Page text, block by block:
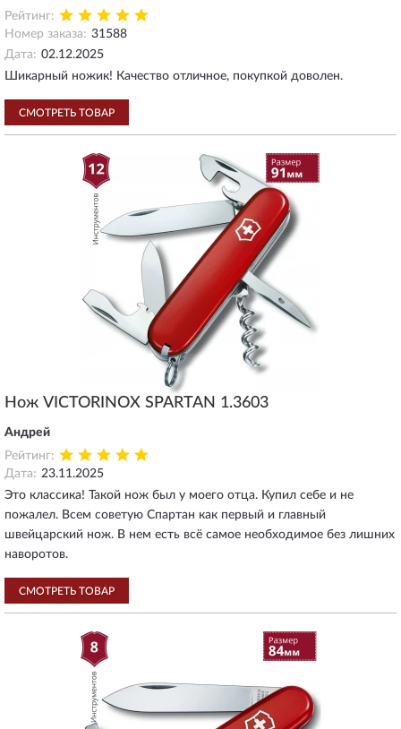
Рейтинг:
Номер заказа: 31588
Дата: 02.12.2025
Шикарный ножик! Качество отличное, покупкой доволен.
СМОТРЕТЬ ТОВАР
Нож VICTORINOX SPARTAN 1.3603
Андрей
Рейтинг:
Дата: 23.11.2025
Это классика! Такой нож был у моего отца. Купил себе и не
пожалел. Всем советую Спартан как первый и главный
швейцарский нож. В нем есть всё самое необходимое без лишних
наворотов.
СМОТРЕТЬ ТОВАР